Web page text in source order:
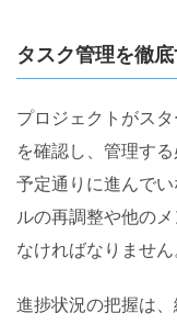
タスク管理を徹
プロジェクトがス
を確認し、管理する
予定通りに進んで
ルの再調整や他の
なければなりません
進捗状況の把握は